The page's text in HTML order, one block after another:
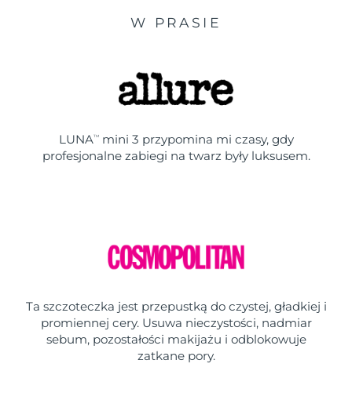
W PRASIE
LUNATMmini 3 przypomina mi czasy, gdy
profesjonalne zabiegi na twarz były luksusem.
Ta szczoteczka jest przepustką do czystej, gładkiej i
promiennej cery. Usuwa nieczystości, nadmiar
sebum, pozostałości makijażu i odblokowuje
zatkane pory.